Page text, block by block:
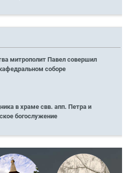
митрополит Павел совершил
соборе
в храме свв. апп. Петра и
богослужение